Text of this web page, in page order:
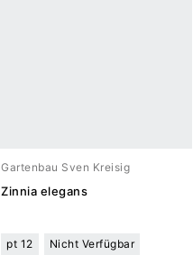
Gartenbau Sven Kreisig
Zinnia elegans
pt 12 Nicht Verfügbar